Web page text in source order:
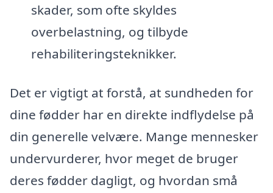
skader, som ofte skyldes
overbelastning, og tilbyde
rehabiliteringsteknikker.
Det er vigtigt at forstå, at sundheden for
dine fødder har en direkte indflydelse på
din generelle velvære. Mange mennesker
undervurderer, hvor meget de bruger
deres fødder dagligt, og hvordan små